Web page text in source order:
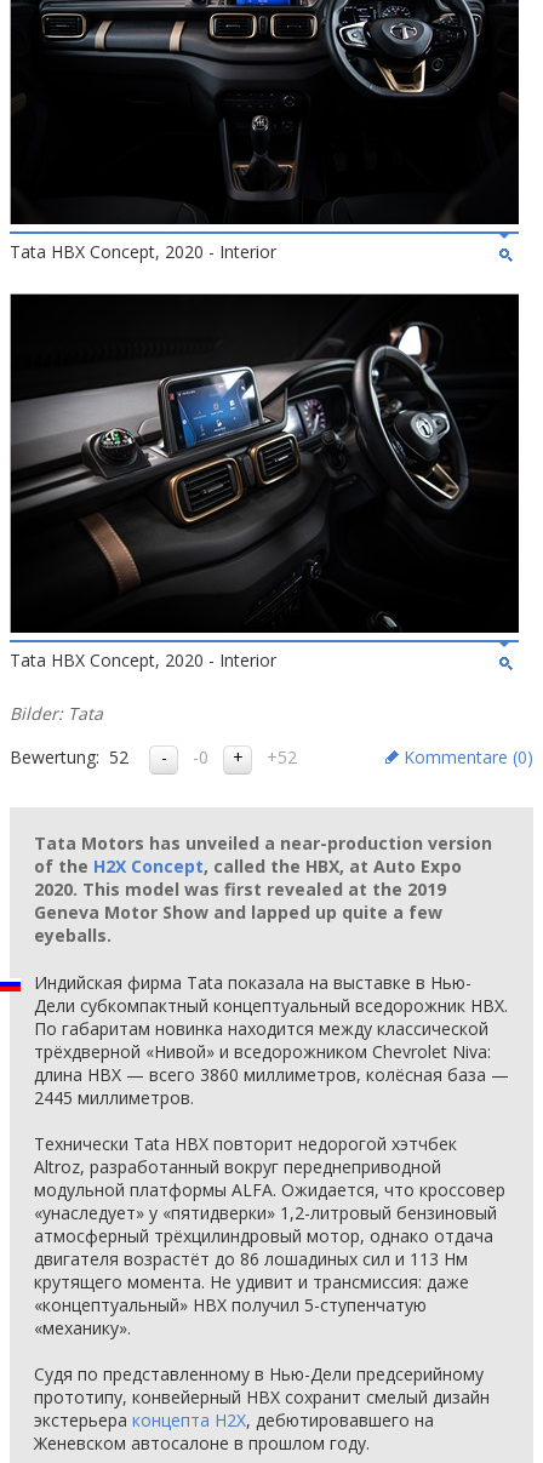
Tata HBX Concept, 2020 - Interior
Tata HBX Concept, 2020 - Interior
Bilder: Tata
Bewertung: 52 -0 +52 Kommentare (0)
Tata Motors has unveiled a near-production version
of the H2X Concept, called the HBX, at Auto Expo
2020. This model was first revealed at the 2019
Geneva Motor Show and lapped up quite a few
eyeballs.
Индийская фирма Tata показала на выставке в Нью-
Дели субкомпактный концептуальный вседорожник HBX.
По габаритам новинка находится между классической
трёхдверной «Нивой» и вседорожником Chevrolet Niva:
длина HBX — всего 3860 миллиметров, колёсная база —
2445 миллиметров.
Технически Tata HBX повторит недорогой хэтчбек
Altroz, разработанный вокруг переднеприводной
модульной платформы ALFA. Ожидается, что кроссовер
«унаследует» у «пятидверки» 1,2-литровый бензиновый
атмосферный трёхцилиндровый мотор, однако отдача
двигателя возрастёт до 86 лошадиных сил и 113 Нм
крутящего момента. Не удивит и трансмиссия: даже
«концептуальный» HBX получил 5-ступенчатую
«механику».
Судя по представленному в Нью-Дели предсерийному
прототипу, конвейерный HBX сохранит смелый дизайн
экстерьера концепта H2X, дебютировавшего на
Женевском автосалоне в прошлом году.